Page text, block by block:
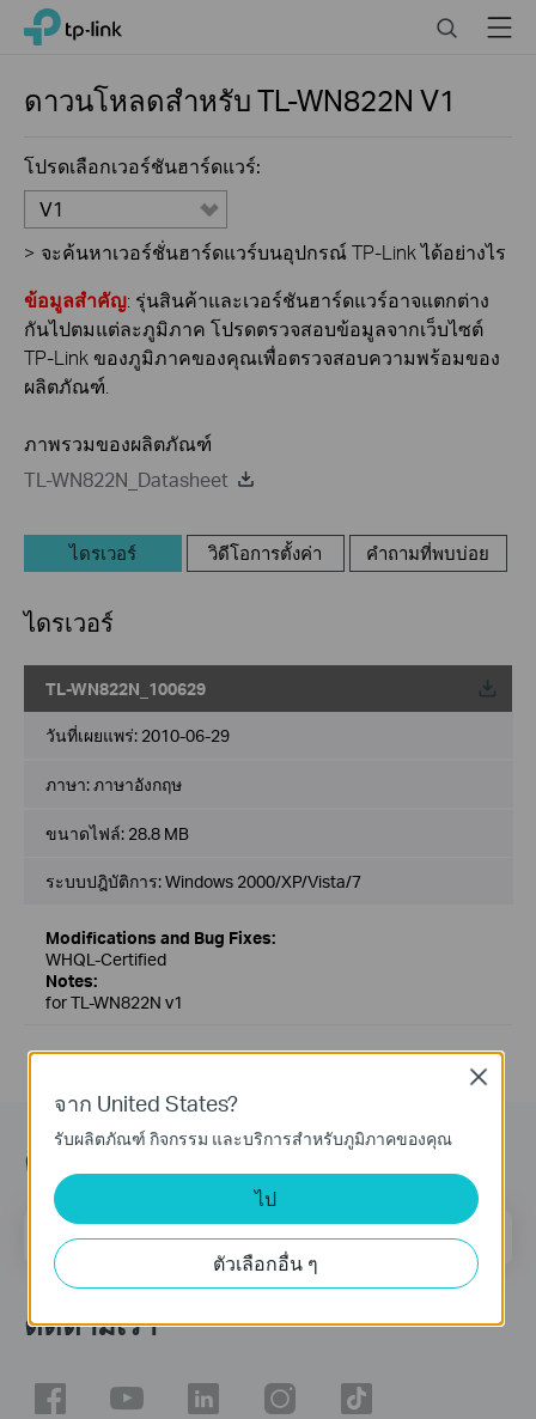
Click
navigation
TP-Link, Reliably Smart SearchMenu
ดาวนโหลดสำหรับTL-WN822N V1
โปรดเลือกเวอร์ชันฮาร์ดแวร์:
V1
> จะค้นหาเวอร์ชั่นฮาร์ดแวร์บนอุปกรณ์ TP-Link ได้อย่างไร
ข้อมูลสำคัญ: รุ่นสินค้าและเวอร์ชันฮาร์ดแวร์อาจแตกต่าง
กันไปตมแต่ละภูมิภาค โปรดตรวจสอบข้อมูลจากเว็บไซต์
TP-Link ของภูมิภาคของคุณเพื่อตรวจสอบความพร้อมของ
ผลิตภัณฑ์.
ภาพรวมของผลิตภัณฑ์
TL-WN822N_Datasheet
ไดรเวอร์ วิดีโอการตั้งค่า คำถามที่พบบ่อย
ไดรเวอร์
TL-WN822N_100629
วันที่เผยแพร่: 2010-06-29
ภาษา:ภาษาอังกฤษ
ขนาดไฟล์: 28.8 MB
ระบบปฎิบัติการ: Windows 2000/XP/Vista/7
Modifications and Bug Fixes:
WHQL-Certified
Notes:
for TL-WN822N v1
ติดตามข้อมูลข่าวสาร
ที่อยู่อีเมล ลงทะเบียน
ติดตามเรา
จาก United States?
รับผลิตภัณฑ์ กิจกรรม และบริการสำหรับภูมิภาคของคุณ
ไป
ตัวเลือกอื่น ๆ
Close